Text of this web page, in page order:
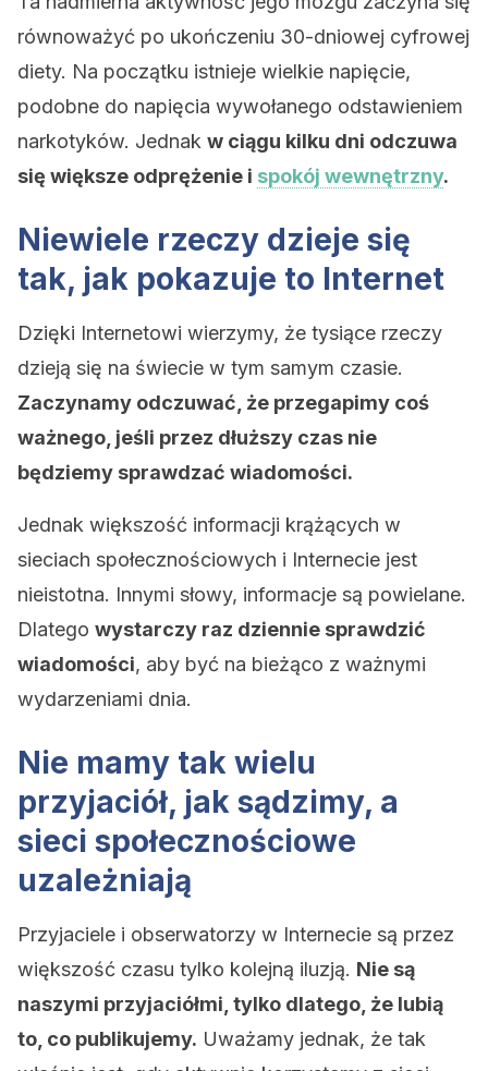
równoważyć po ukończeniu 30-dniowej cyfrowej
diety. Na początku istnieje wielkie napięcie,
podobne do napięcia wywołanego odstawieniem
narkotyków. Jednak w ciągu kilku dni odczuwa
się większe odprężenie i spokój wewnętrzny.
Niewiele rzeczy dzieje się
tak, jak pokazuje to Internet
Dzięki Internetowi wierzymy, że tysiące rzeczy
dzieją się na świecie w tym samym czasie.
Zaczynamy odczuwać, że przegapimy coś
ważnego, jeśli przez dłuższy czas nie
będziemy sprawdzać wiadomości.
Jednak większość informacji krążących w
sieciach społecznościowych i Internecie jest
nieistotna. Innymi słowy, informacje są powielane.
Dlatego wystarczy raz dziennie sprawdzić
wiadomości, aby być na bieżąco z ważnymi
wydarzeniami dnia.
Nie mamy tak wielu
przyjaciół, jak sądzimy, a
sieci społecznościowe
uzależniają
Przyjaciele i obserwatorzy w Internecie są przez
większość czasu tylko kolejną iluzją. Nie są
naszymi przyjaciółmi, tylko dlatego, że lubią
to, co publikujemy. Uważamy jednak, że tak